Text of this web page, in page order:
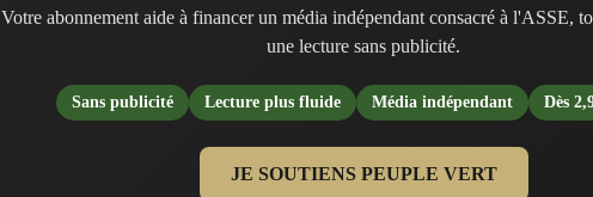
Votre abonnement aide à financer un média indépendant consacré à l'ASSE,
une lecture sans publicité.
Sans publicité Lecture plus fluide Média indépendant Dès
JE SOUTIENS PEUPLE VERT